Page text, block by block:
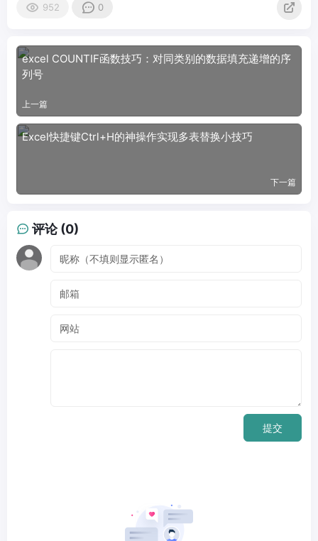
952 0
excel COUNTIF函数技巧：对同类别的数据填充递增的序
列号
上一篇
Excel快捷键Ctrl+H的神操作实现多表替换小技巧
下一篇
评论 (0)
提交